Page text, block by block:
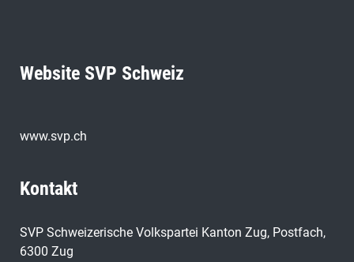
Website SVP Schweiz
www.svp.ch
Kontakt
SVP Schweizerische Volkspartei Kanton Zug, Postfach,
6300 Zug